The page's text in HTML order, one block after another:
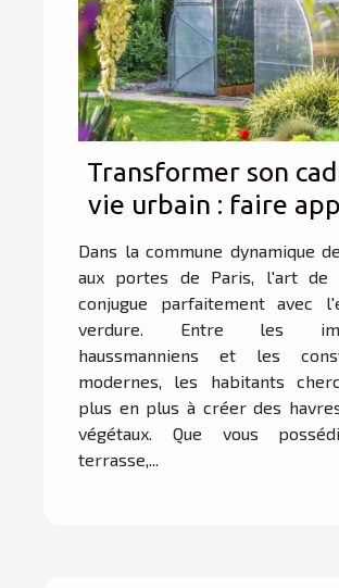
Transformer son
vie urbain : faire
Dans la commune dynamique
aux portes de Paris, l'art de
conjugue parfaitement avec
verdure. Entre les
haussmanniens et les
modernes, les habitants
plus en plus à créer des
végétaux. Que vous
terrasse,...